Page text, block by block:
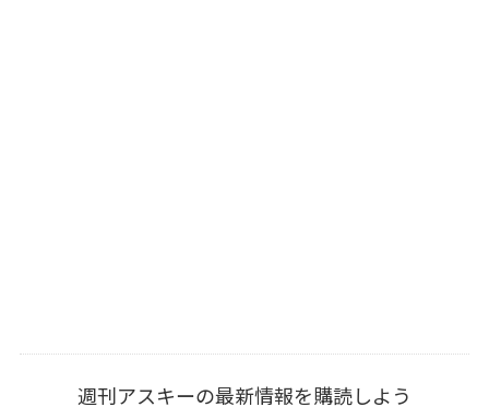
週刊アスキーの最新情報を購読しよう